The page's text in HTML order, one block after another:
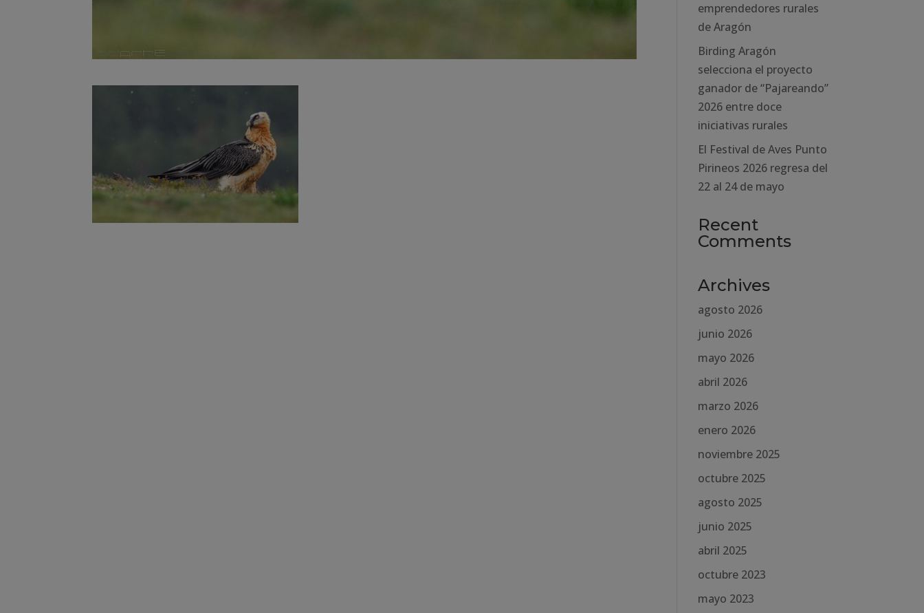
emprendedores rurales
de Aragón
Birding Aragón
selecciona el proyecto
ganador de “Pajareando”
2026 entre doce
iniciativas rurales
El Festival de Aves Punto
Pirineos 2026 regresa del
22 al 24 de mayo
Recent
Comments
Archives
agosto 2026
junio 2026
mayo 2026
abril 2026
marzo 2026
enero 2026
noviembre 2025
octubre 2025
agosto 2025
junio 2025
abril 2025
octubre 2023
mayo 2023